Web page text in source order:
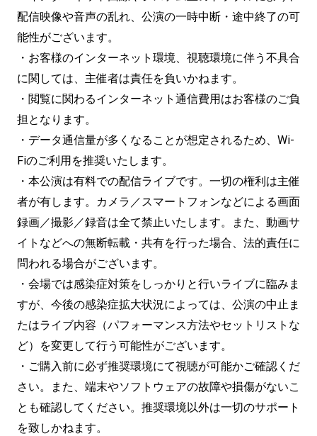
配信映像や音声の乱れ、公演の一時中断・途中終了の可
能性がございます。
・お客様のインターネット環境、視聴環境に伴う不具合
に関しては、主催者は責任を負いかねます。
・閲覧に関わるインターネット通信費用はお客様のご負
担となります。
・データ通信量が多くなることが想定されるため、Wi-
Fiのご利用を推奨いたします。
・本公演は有料での配信ライブです。一切の権利は主催
者が有します。カメラ／スマートフォンなどによる画面
録画／撮影／録音は全て禁止いたします。また、動画サ
イトなどへの無断転載・共有を行った場合、法的責任に
問われる場合がございます。
・会場では感染症対策をしっかりと行いライブに臨みま
すが、今後の感染症拡大状況によっては、公演の中止ま
たはライブ内容（パフォーマンス方法やセットリストな
ど）を変更して行う可能性がございます。
・ご購入前に必ず推奨環境にて視聴が可能かご確認くだ
さい。また、端末やソフトウェアの故障や損傷がないこ
とも確認してください。推奨環境以外は一切のサポート
を致しかねます。